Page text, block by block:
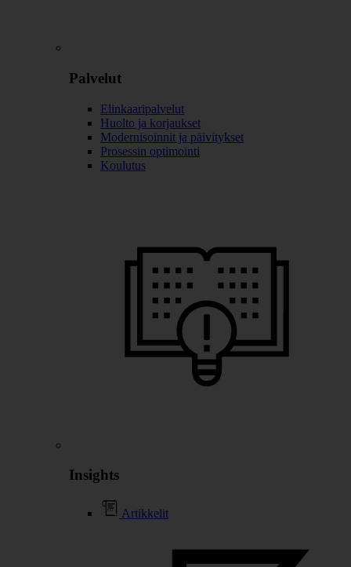
Palvelut
Elinkaaripalvelut
Huolto ja korjaukset
Modernisoinnit ja päivitykset
Prosessin optimointi
Koulutus
Insights
Artikkelit